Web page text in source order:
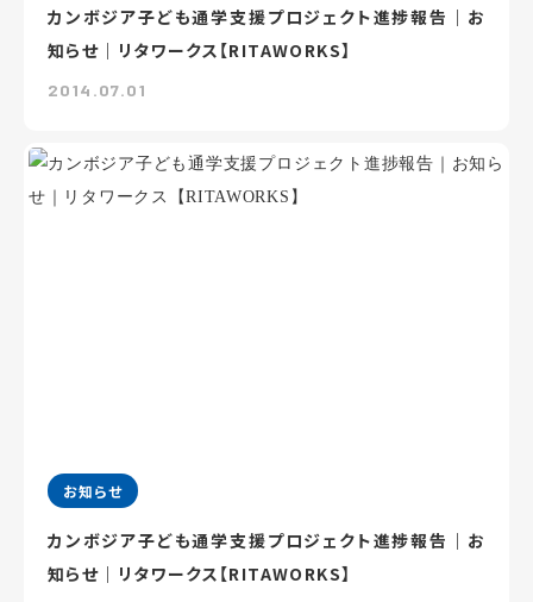
カンボジア子ども通学支援プロジェクト進捗報告｜お
知らせ｜リタワークス【RITAWORKS】
2014.07.01
お知らせ
カンボジア子ども通学支援プロジェクト進捗報告｜お
知らせ｜リタワークス【RITAWORKS】